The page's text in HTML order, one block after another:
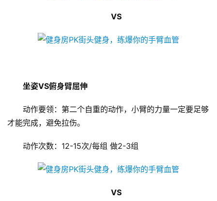
VS
坐姿VS俯身臂屈伸
动作要领：第二个自重的动作，小臂的力量一定要足够
才能完成，避免拉伤。
动作次数：12-15次/每组 做2-3组
VS